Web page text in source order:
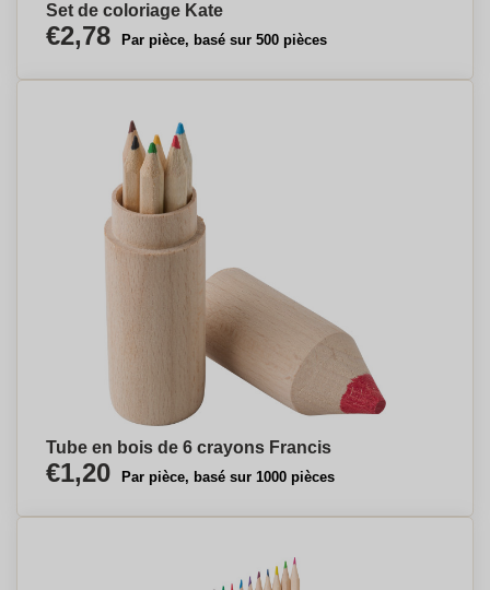
Set de coloriage Kate
€2,78 Par pièce, basé sur 500 pièces
Tube en bois de 6 crayons Francis
€1,20 Par pièce, basé sur 1000 pièces